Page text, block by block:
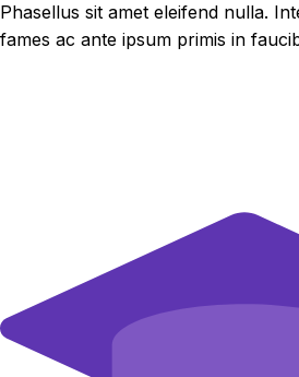
Phasellus sit amet eleifend nulla.
fames ac ante ipsum primis in